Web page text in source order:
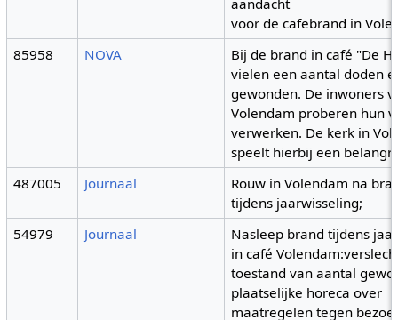
aandacht
voor de cafebrand in
85958
NOVA
Bij de brand in café "De
vielen een aantal doden
gewonden. De inwoners
Volendam proberen hun
verwerken. De kerk in
speelt hierbij een
487005
Journaal
Rouw in Volendam na
tijdens jaarwisseling;
54979
Journaal
Nasleep brand tijdens
in café
toestand van aantal
plaatselijke horeca over
maatregelen tegen